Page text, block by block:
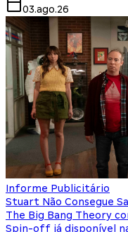
03.ago.26
Informe Publicitário
Stuart Não Consegue
The Big Bang Theory
Spin-off já disponível